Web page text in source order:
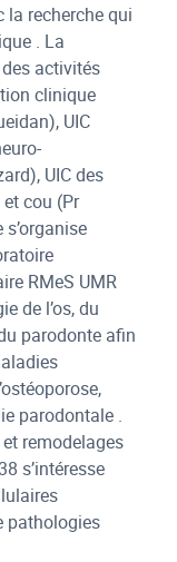
la recherche qui
. La
activités
clinique
UIC
UIC des
cou (Pr
RMeS UMR
de l’os, du
parodonte afin
parodontale .
remodelages
s’intéresse
pathologies